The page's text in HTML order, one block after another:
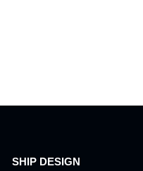
SHIP DESIGN